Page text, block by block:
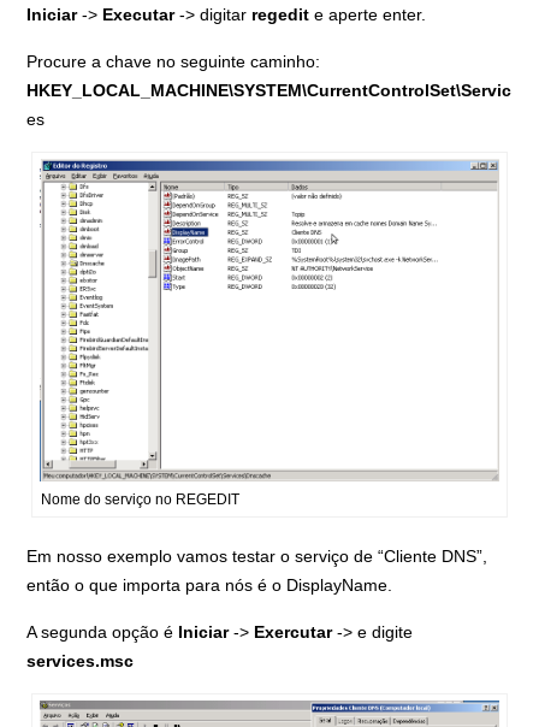
Iniciar-> Executar-> digitar regedit e aperte enter.
Procure a chave no seguinte caminho:
HKEY_LOCAL_MACHINE\SYSTEM\CurrentControlSet\Servic
es
Nome do serviço no REGEDIT
Em nosso exemplo vamos testar o serviço de “Cliente DNS”,
então o que importa para nós é o DisplayName.
A segunda opção é Iniciar-> Exercutar-> e digite
services.msc